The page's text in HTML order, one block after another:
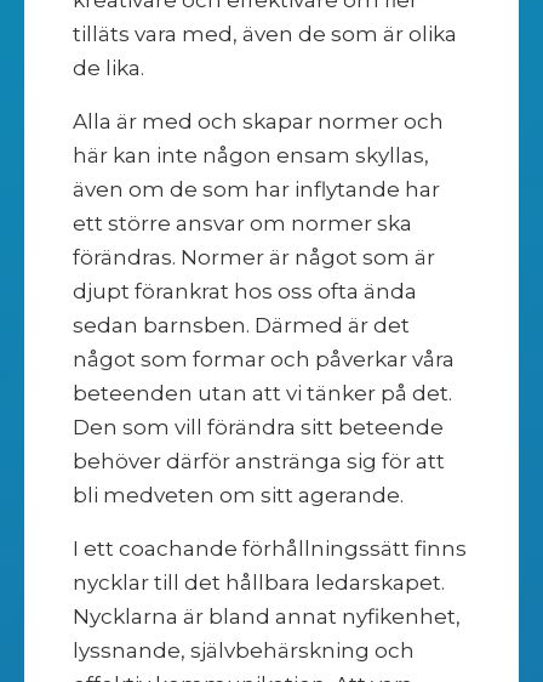
tilläts vara med, även de som är olika
de lika.
Alla är med och skapar normer och
här kan inte någon ensam skyllas,
även om de som har inflytande har
ett större ansvar om normer ska
förändras. Normer är något som är
djupt förankrat hos oss ofta ända
sedan barnsben. Därmed är det
något som formar och påverkar våra
beteenden utan att vi tänker på det.
Den som vill förändra sitt beteende
behöver därför anstränga sig för att
bli medveten om sitt agerande.
I ett coachande förhållningssätt finns
nycklar till det hållbara ledarskapet.
Nycklarna är bland annat nyfikenhet,
lyssnande, självbehärskning och